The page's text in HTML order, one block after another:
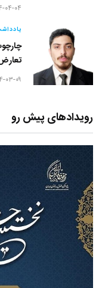
۱۴۰۴-
۱۴۰۴-
رویدادهای پیش رو